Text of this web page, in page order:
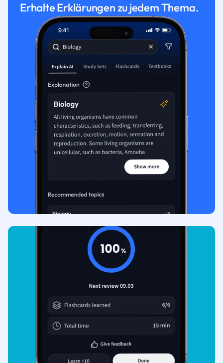
Erhalte Erklärungen zu jedem Thema.